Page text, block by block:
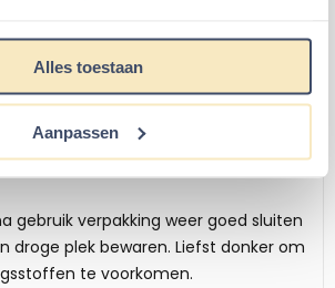
Alles toestaan
Aanpassen
haver, Goudsbloemen en
een klein handje
: Ruwe Vezel 89,7%, Ruw
gebruik verpakking weer goed sluiten
droge plek bewaren. Liefst donker om
te voorkomen.